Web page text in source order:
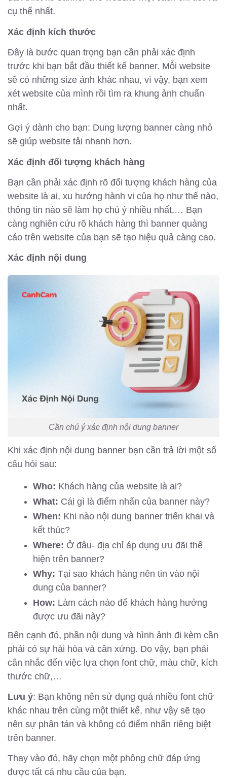
cụ thể nhất.
Xác định kích thước
Đây là bước quan trọng bạn cần phải xác định
trước khi bạn bắt đầu thiết kế banner. Mỗi website
sẽ có những size ảnh khác nhau, vì vậy, bạn xem
xét website của mình rồi tìm ra khung ảnh chuẩn
nhất.
Gợi ý dành cho bạn: Dung lượng banner càng nhỏ
sẽ giúp website tải nhanh hơn.
Xác định đối tượng khách hàng
Bạn cần phải xác định rõ đối tượng khách hàng của
website là ai, xu hướng hành vi của họ như thế nào,
thông tin nào sẽ làm họ chú ý nhiều nhất,… Bạn
càng nghiên cứu rõ khách hàng thì banner quảng
cáo trên website của bạn sẽ tạo hiệu quả càng cao.
Xác định nội dung
Cần chú ý xác định nội dung banner
Khi xác định nội dung banner bạn cần trả lời một số
câu hỏi sau:
Who: Khách hàng của website là ai?
What: Cái gì là điểm nhấn của banner này?
When: Khi nào nội dung banner triển khai và
kết thúc?
Where: Ở đâu- địa chỉ áp dụng ưu đãi thể
hiện trên banner?
Why: Tại sao khách hàng nên tin vào nội
dung của banner?
How: Làm cách nào để khách hàng hưởng
được ưu đãi này?
Bên cạnh đó, phần nội dung và hình ảnh đi kèm cần
phải có sự hài hòa và cân xứng. Do vậy, bạn phải
cân nhắc đến việc lựa chọn font chữ, màu chữ, kích
thước chữ,…
Lưu ý: Bạn không nên sử dụng quá nhiều font chữ
khác nhau trên cùng một thiết kế, như vậy sẽ tạo
nên sự phân tán và không có điểm nhấn riêng biệt
trên banner.
Thay vào đó, hãy chọn một phông chữ đáp ứng
được tất cả nhu cầu của bạn.